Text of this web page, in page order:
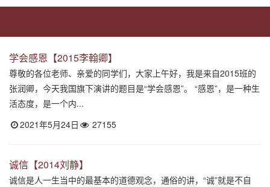
学会感恩【2015李翰卿】
尊敬的各位老师、亲爱的同学们，大家上午好，我是来自2015班的
张润卿，今天我国旗下演讲的题目是“学会感恩”。 “感恩”，是一种生
活态度，是一个内...
2021年5月24日
27155
诚信【2014刘静】
诚信是人一生当中的最基本的道德观念，通俗的讲，“诚”就是不自